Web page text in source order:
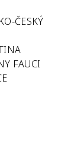
ČESKÝ
FAUCI